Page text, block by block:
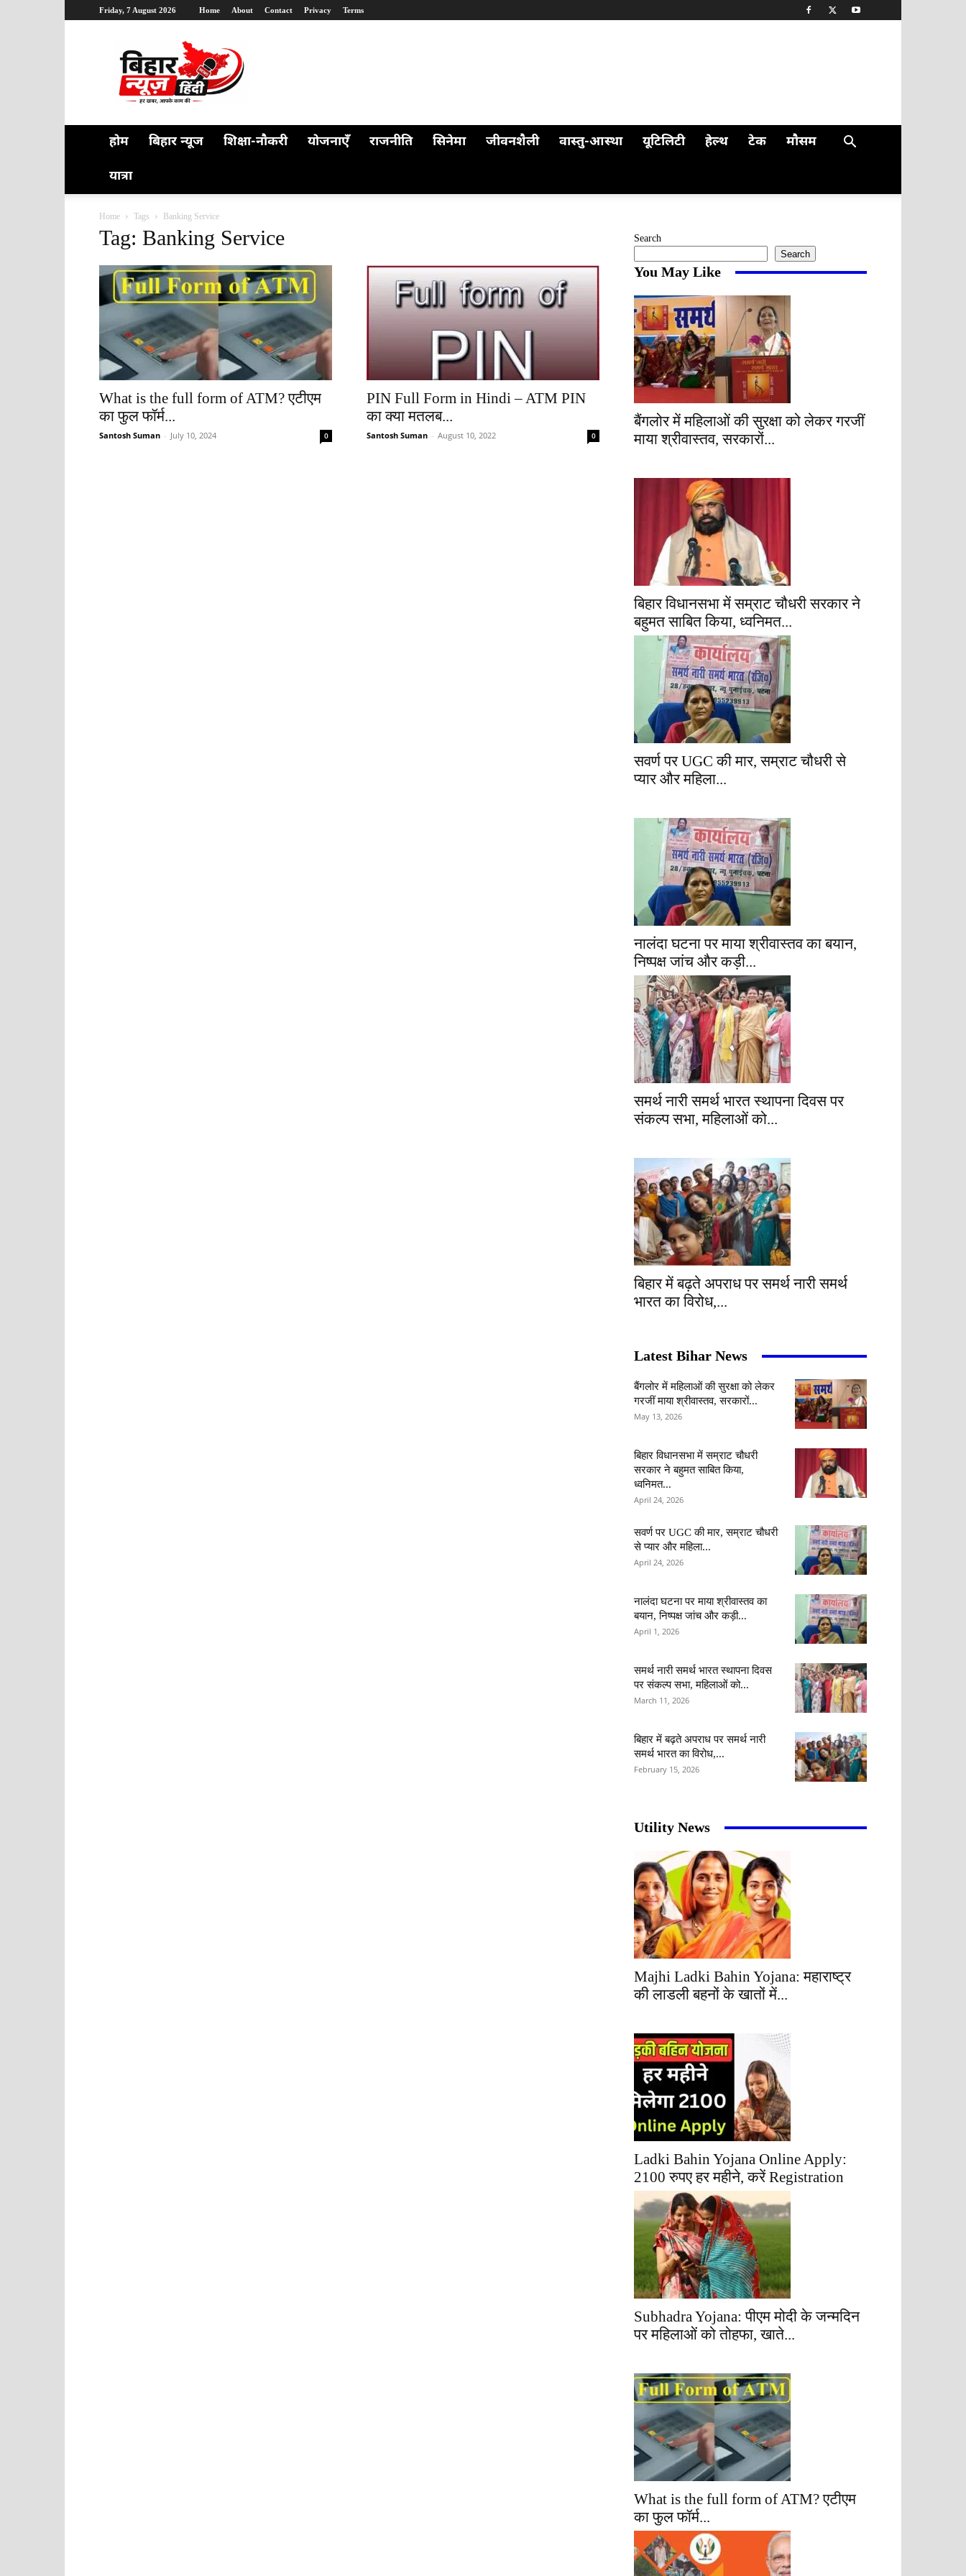
Friday, 7 August 2026 Home About Contact Privacy Terms
Bihar
News
Hindi
होम बिहार न्यूज शिक्षा-नौकरी योजनाएँ राजनीति सिनेमा जीवनशैली वास्तु-आस्था यूटिलिटी हेल्थ टेक मौसम
यात्रा
Home Tags Banking Service
Tag: Banking Service
What is the full form of ATM? एटीएम
का फुल फॉर्म...
Santosh Suman - July 10, 2024 0
PIN Full Form in Hindi – ATM PIN
का क्या मतलब...
Santosh Suman - August 10, 2022 0
Search
Search
You May Like
बैंगलोर में महिलाओं की सुरक्षा को लेकर गरजीं
माया श्रीवास्तव, सरकारों...
बिहार विधानसभा में सम्राट चौधरी सरकार ने
बहुमत साबित किया, ध्वनिमत...
सवर्ण पर UGC की मार, सम्राट चौधरी से
प्यार और महिला...
नालंदा घटना पर माया श्रीवास्तव का बयान,
निष्पक्ष जांच और कड़ी...
समर्थ नारी समर्थ भारत स्थापना दिवस पर
संकल्प सभा, महिलाओं को...
बिहार में बढ़ते अपराध पर समर्थ नारी समर्थ
भारत का विरोध,...
Latest Bihar News
बैंगलोर में महिलाओं की सुरक्षा को लेकर
गरजीं माया श्रीवास्तव, सरकारों...
May 13, 2026
बिहार विधानसभा में सम्राट चौधरी
सरकार ने बहुमत साबित किया,
ध्वनिमत...
April 24, 2026
सवर्ण पर UGC की मार, सम्राट चौधरी
से प्यार और महिला...
April 24, 2026
नालंदा घटना पर माया श्रीवास्तव का
बयान, निष्पक्ष जांच और कड़ी...
April 1, 2026
समर्थ नारी समर्थ भारत स्थापना दिवस
पर संकल्प सभा, महिलाओं को...
March 11, 2026
बिहार में बढ़ते अपराध पर समर्थ नारी
समर्थ भारत का विरोध,...
February 15, 2026
Utility News
Majhi Ladki Bahin Yojana: महाराष्ट्र
की लाडली बहनों के खातों में...
Ladki Bahin Yojana Online Apply:
2100 रुपए हर महीने, करें Registration
Subhadra Yojana: पीएम मोदी के जन्मदिन
पर महिलाओं को तोहफा, खाते...
What is the full form of ATM? एटीएम
का फुल फॉर्म...